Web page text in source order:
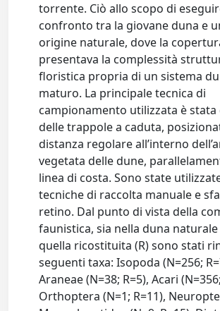
torrente. Ciò allo scopo di
confronto tra la giovane duna e
origine naturale, dove la
presentava la complessità
floristica propria di un sistema
maturo. La principale tecnica di
campionamento utilizzata è stata
delle trappole a caduta,
distanza regolare all’interno
vegetata delle dune,
linea di costa. Sono state
tecniche di raccolta manuale e
retino. Dal punto di vista della
faunistica, sia nella duna naturale
quella ricostituita (R) sono stati
seguenti taxa: Isopoda (N=256;
Araneae (N=38; R=5), Acari
Orthoptera (N=1; R=11),